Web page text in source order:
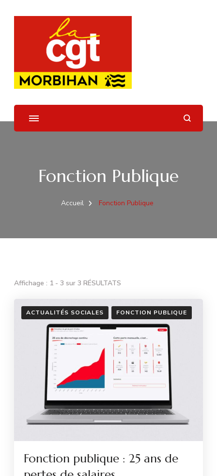
UD CGT 56
Fonction Publique
Accueil Fonction Publique
Affichage : 1 - 3 sur 3 RÉSULTATS
ACTUALITÉS SOCIALES FONCTION PUBLIQUE
Fonction publique : 25 ans de